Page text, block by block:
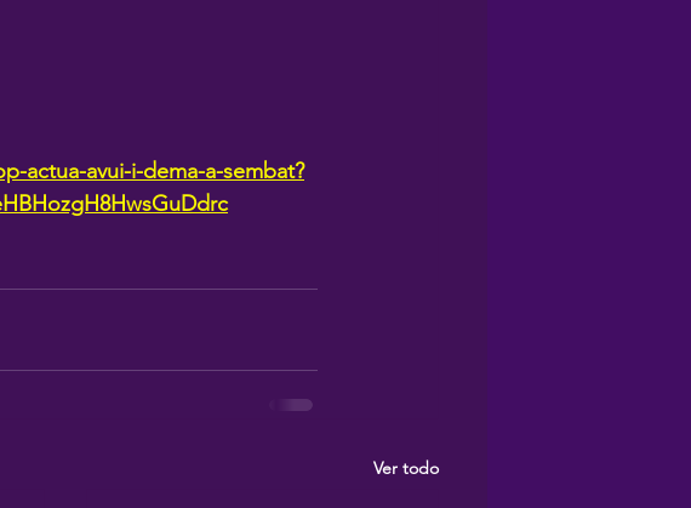
actua-avui-i-dema-a-sembat?
Ver todo